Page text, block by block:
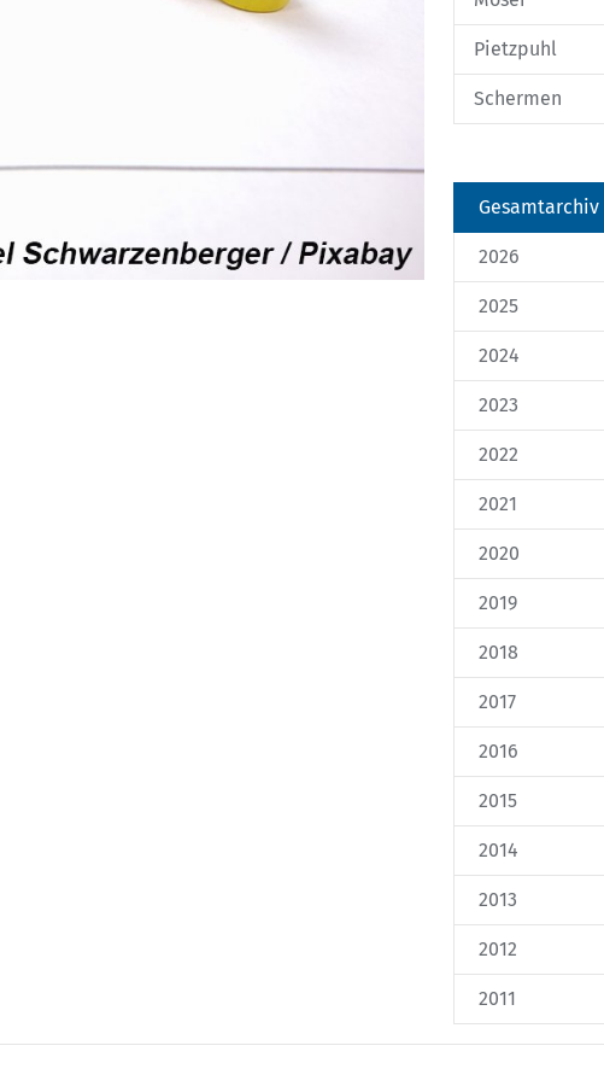
Pietzpuhl
Schermen
Gesamtarchiv
2026
2025
2024
2023
2022
2021
2020
2019
2018
2017
2016
2015
2014
2013
2012
2011